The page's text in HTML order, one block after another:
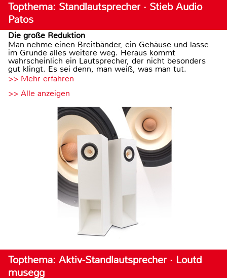
Topthema: Standlautsprecher · Stieb Audio
Patos
Die große Reduktion
Man nehme einen Breitbänder, ein Gehäuse und lasse
im Grunde alles weitere weg. Heraus kommt
wahrscheinlich ein Lautsprecher, der nicht besonders
gut klingt. Es sei denn, man weiß, was man tut.
>> Mehr erfahren
>> Alle anzeigen
Topthema: Aktiv-Standlautsprecher · Loutd
musegg